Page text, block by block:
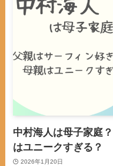
中村海人は母子家庭
はユニークすぎる？
2026年1月20日